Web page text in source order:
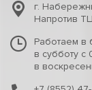
г.
Напротив
Работаем в
в субботу с
в